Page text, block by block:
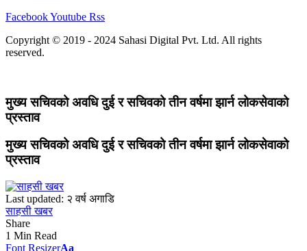
FacebookYoutube Rss
Copyright © 2019 - 2024 Sahasi Digital Pvt. Ltd. All rights
reserved.
मुख्य सचिवको अवधि दुई र सचिवको तीन वर्षमा झार्न लोकसेवाको
प्रस्ताव
मुख्य सचिवको अवधि दुई र सचिवको तीन वर्षमा झार्न लोकसेवाको
प्रस्ताव
Last updated: २ वर्ष अगाडि
साहसी खबर
Share
1 Min Read
Font ResizerAa